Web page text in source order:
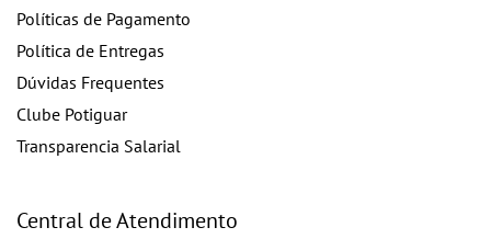
Políticas de Pagamento
Política de Entregas
Dúvidas Frequentes
Clube Potiguar
Transparencia Salarial
Central de Atendimento